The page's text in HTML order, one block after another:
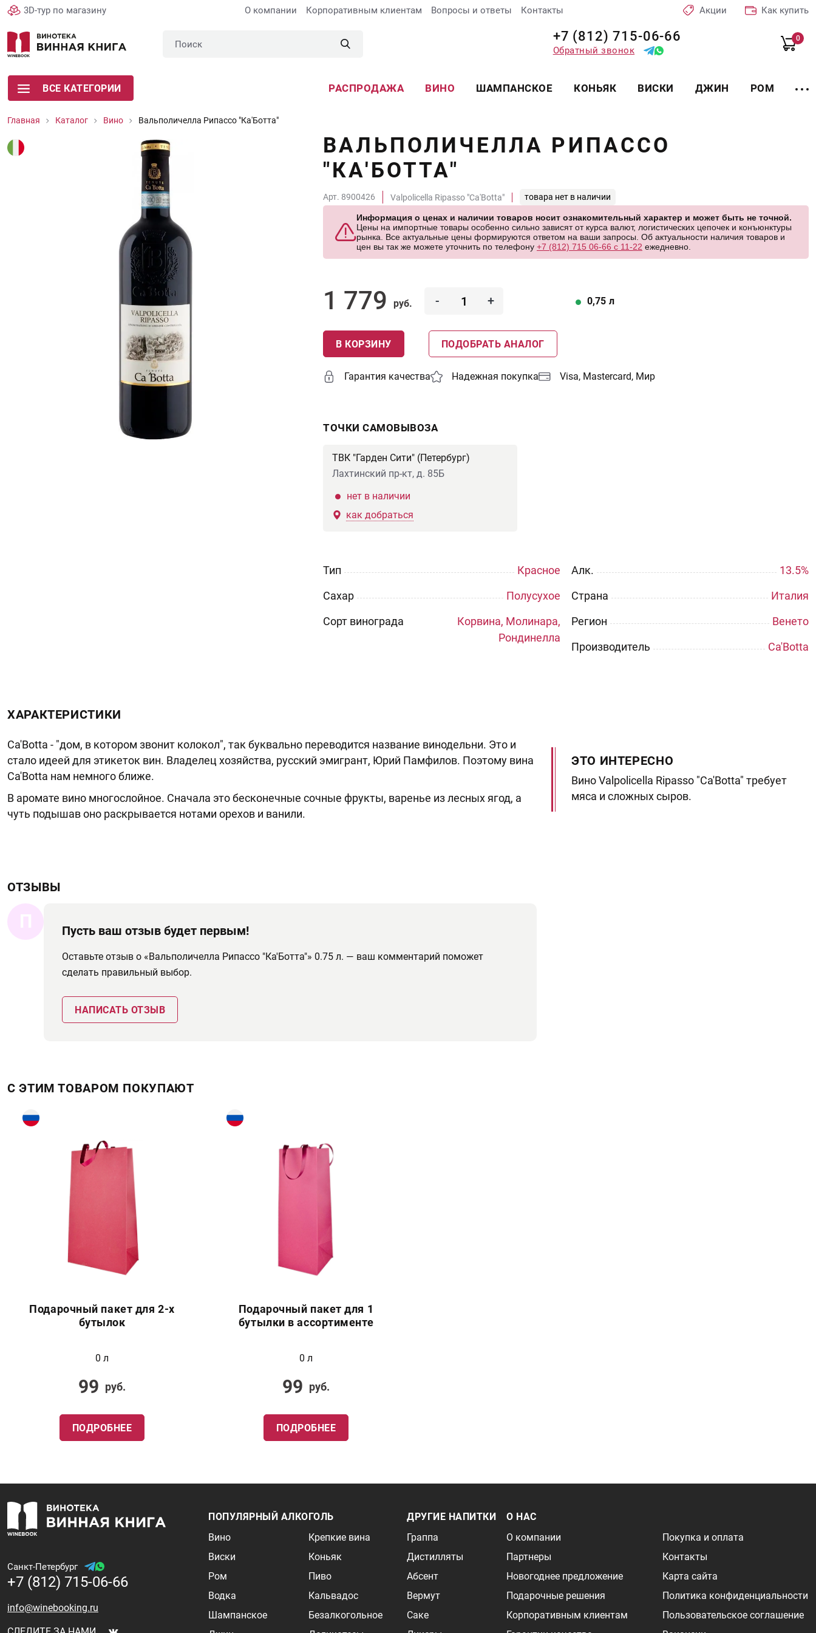
3D-тур по магазину О компании Корпоративным клиентам Вопросы и ответы Контакты Акции Как купить
+7 (812) 715-06-66
Обратный звонок
0
ВСЕ КАТЕГОРИИ РАСПРОДАЖА ВИНО ШАМПАНСКОЕ КОНЬЯК ВИСКИ ДЖИН РОМ
Главная Каталог Вино Вальполичелла Рипассо "Ка'Ботта"
ВАЛЬПОЛИЧЕЛЛА РИПАССО
"КА'БОТТА"
Арт. 8900426 Valpolicella Ripasso "Ca'Botta" товара нет в наличии
Информация о ценах и наличии товаров носит ознакомительный характер и может быть не точной.
Цены на импортные товары особенно сильно зависят от курса валют, логистических цепочек и конъюнктуры
рынка. Все актуальные цены формируются ответом на ваши запросы. Об актуальности наличия товаров и
цен вы так же можете уточнить по телефону +7 (812) 715 06-66 с 11-22 ежедневно.
1 779 руб. - +
В КОРЗИНУ ПОДОБРАТЬ АНАЛОГ
0,75 л
Гарантия качества Надежная покупка Visa, Mastercard, Мир
ТОЧКИ САМОВЫВОЗА
ТВК "Гарден Сити" (Петербург)
Лахтинский пр-кт, д. 85Б
нет в наличии
как добраться
Тип
Красное
Сахар
Полусухое
Сорт винограда
Корвина, Молинара,
Рондинелла
Aлк.
13.5%
Страна
Италия
Регион
Венето
Производитель
Ca'Botta
ХАРАКТЕРИСТИКИ
Ca'Botta - "дом, в котором звонит колокол", так буквально переводится название винодельни. Это и
стало идеей для этикеток вин. Владелец хозяйства, русский эмигрант, Юрий Памфилов. Поэтому вина
Ca'Botta нам немного ближе.
В аромате вино многослойное. Сначала это бесконечные сочные фрукты, варенье из лесных ягод, а
чуть подышав оно раскрывается нотами орехов и ванили.
ЭТО ИНТЕРЕСНО
Вино Valpolicella Ripasso "Ca'Botta" требует
мяса и сложных сыров.
ОТЗЫВЫ
П Пусть ваш отзыв будет первым!
Оставьте отзыв о «Вальполичелла Рипассо "Ка'Ботта"» 0.75 л. — ваш комментарий поможет
сделать правильный выбор.
НАПИСАТЬ ОТЗЫВ
С ЭТИМ ТОВАРОМ ПОКУПАЮТ
Подарочный пакет для 2-х
бутылок
0 л
99 руб.
ПОДРОБНЕЕ
Подарочный пакет для 1
бутылки в ассортименте
0 л
99 руб.
ПОДРОБНЕЕ
Санкт-Петербург
+7 (812) 715-06-66
info@winebooking.ru
ПОПУЛЯРНЫЙ АЛКОГОЛЬ
Вино
Виски
Ром
Водка
Шампанское
Крепкие вина
Коньяк
Пиво
Кальвадос
Безалкогольное
ДРУГИЕ НАПИТКИ
Граппа
Дистилляты
Абсент
Вермут
Саке
О НАС
О компании
Партнеры
Новогоднее предложение
Подарочные решения
Корпоративным клиентам
Покупка и оплата
Контакты
Карта сайта
Политика конфиденциальности
Пользовательское соглашение